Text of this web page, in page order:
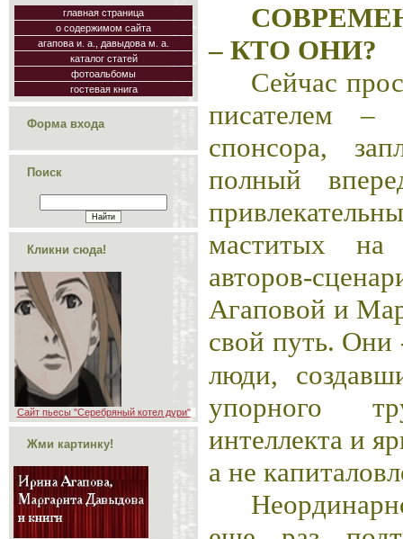
главная страница
о содержимом сайта
агапова и. а., давыдова м. а.
каталог статей
фотоальбомы
гостевая книга
Форма входа
Поиск
Кликни сюда!
Сайт пьесы "Серебряный котел дури"
Жми картинку!
– КТО ОНИ?
Сейчас
писателем –
спонсора,
полный
маститых на
авторов-
Агаповой и
свой путь.
люди,
упорного
интеллекта и
а не